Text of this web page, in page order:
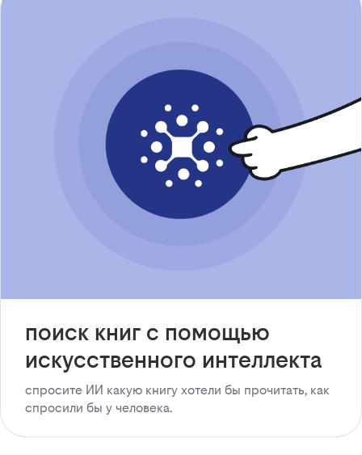
поиск книг с помощью
искусственного интеллекта
спросите ИИ какую книгу хотели бы прочитать, как
спросили бы у человека.